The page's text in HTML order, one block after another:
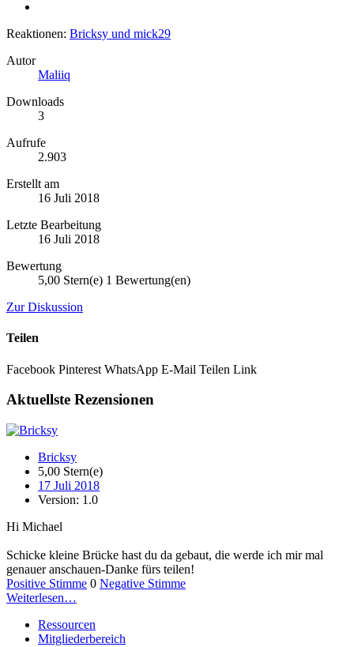
Reaktionen: Bricksy und mick29
Autor
Maliiq
Downloads
3
Aufrufe
2.903
Erstellt am
16 Juli 2018
Letzte Bearbeitung
16 Juli 2018
Bewertung
5,00 Stern(e) 1 Bewertung(en)
Zur Diskussion
Teilen
Facebook Pinterest WhatsApp E-Mail Teilen Link
Aktuellste Rezensionen
Bricksy
5,00 Stern(e)
17 Juli 2018
Version: 1.0
Hi Michael
Schicke kleine Brücke hast du da gebaut, die werde ich mir mal
genauer anschauen-Danke fürs teilen!
Positive Stimme 0 Negative Stimme
Weiterlesen…
Ressourcen
Mitgliederbereich